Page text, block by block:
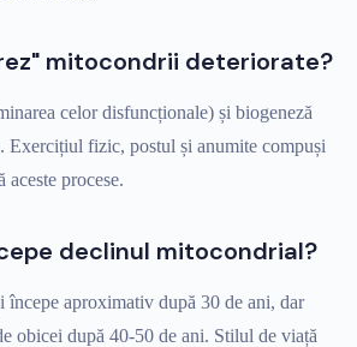
mitocondrii deteriorate?
celor disfuncționale) și biogeneză
Exercițiul fizic, postul și anumite compuși
procese.
declinul mitocondrial?
începe aproximativ după 30 de ani, dar
obicei după 40-50 de ani. Stilul de viață